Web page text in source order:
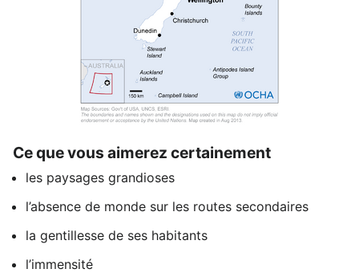
Ce que vous aimerez certainement
les paysages grandioses
l’absence de monde sur les routes secondaires
la gentillesse de ses habitants
l’immensité